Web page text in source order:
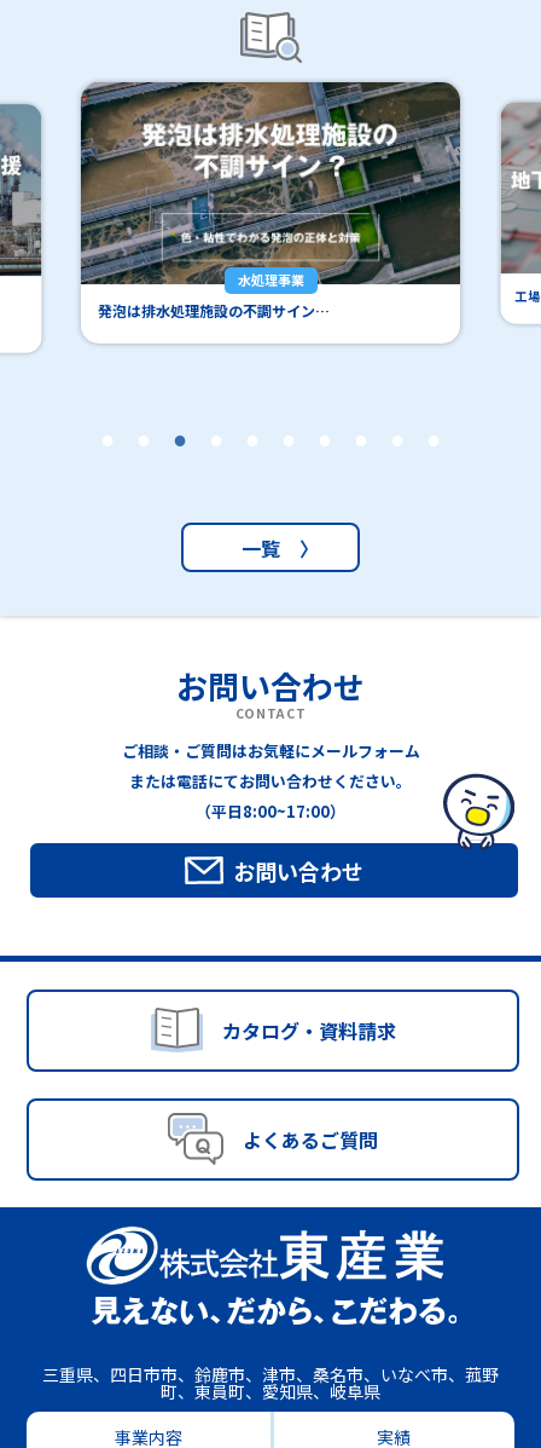
水処理事業
発泡は排水処理施設の不調サイン…
工
一覧 〉
お問い合わせ
CONTACT
ご相談・ご質問はお気軽にメールフォーム
または電話にてお問い合わせください。
（平日8:00~17:00）
お問い合わせ
カタログ・資料請求
よくあるご質問
三重県、四日市市、鈴鹿市、津市、桑名市、いなべ市、菰野
町、東員町、愛知県、岐阜県
事業内容
実績